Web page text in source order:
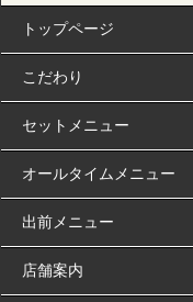
トップページ
こだわり
セットメニュー
オールタイムメニュー
出前メニュー
店舗案内